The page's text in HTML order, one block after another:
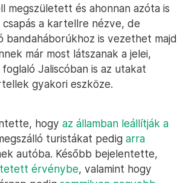
megszületett és ahonnan azóta is
a kartellre nézve, de
bandaháborúkhoz is vezethet majd
már most látszanak a jelei,
Jaliscóban is az utakat
gyakori eszköze.
hogy az államban leállítják a
turistákat pedig arra
autóba. Később bejelentette,
érvénybe, valamint hogy